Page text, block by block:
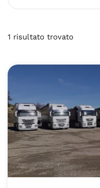
1 risultato trovato